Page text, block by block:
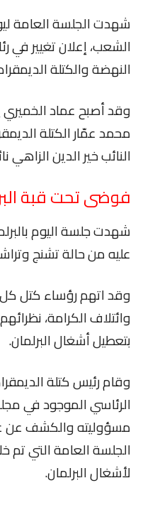
شهدت الجلسة العامة
الشعب، إعلان تغيير
النهضة والكتلة
وقد أصبح عماد الخميري
محمد عمّار الكتلة
النائب خير الدين الزاهي
فوضى تحت قبة
شهدت جلسة اليوم
عليه من حالة تشنج
وقد اتهم رؤساء كتل
وائتلاف الكرامة،
بتعطيل أشغال البرلمان.
وقام رئيس كتلة
الرئاسي الموجود في
مسؤوليته والكشف عن
الجلسة العامة التي تم
لأشغال البرلمان.